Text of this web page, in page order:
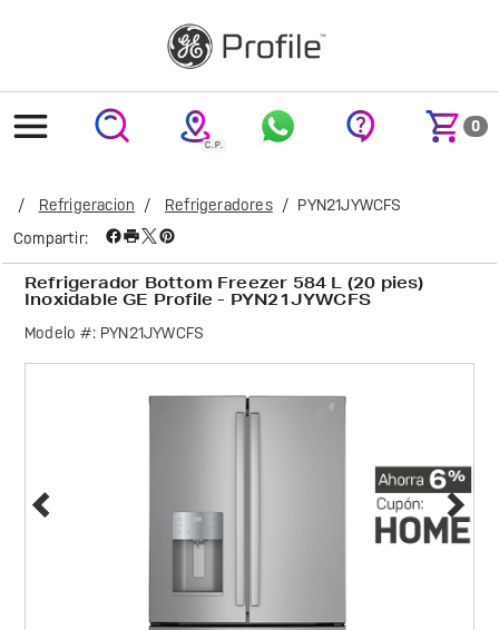
0
Refrigeracion Refrigeradores
PYN21JYWCFS
Compartir:
Refrigerador Bottom Freezer 584 L (20 pies)
Inoxidable GE Profile - PYN21JYWCFS
Modelo #: PYN21JYWCFS